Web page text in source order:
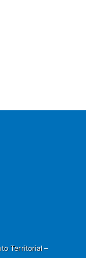
Territorial –